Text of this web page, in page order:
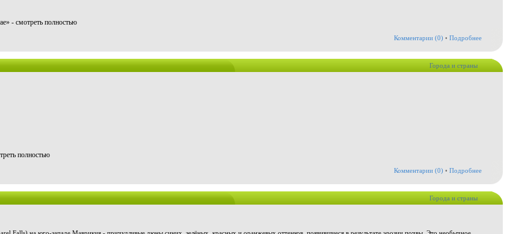
- смотреть полностью
Комментарии (0) • Подробнее
Города и страны
полностью
Комментарии (0) • Подробнее
Города и страны